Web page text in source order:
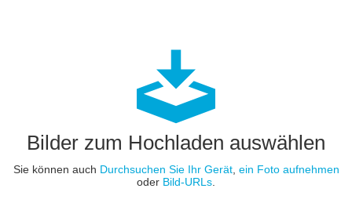
Bilder zum Hochladen auswählen
Sie können auch Durchsuchen Sie Ihr Gerät, ein Foto aufnehmen
oder Bild-URLs